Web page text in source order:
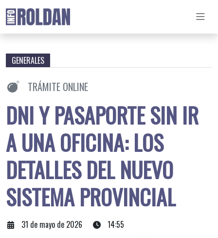
GENERALES
TRÁMITE ONLINE
DNI Y PASAPORTE SIN IR
A UNA OFICINA: LOS
DETALLES DEL NUEVO
SISTEMA PROVINCIAL
31 de mayo de 2026 14:55